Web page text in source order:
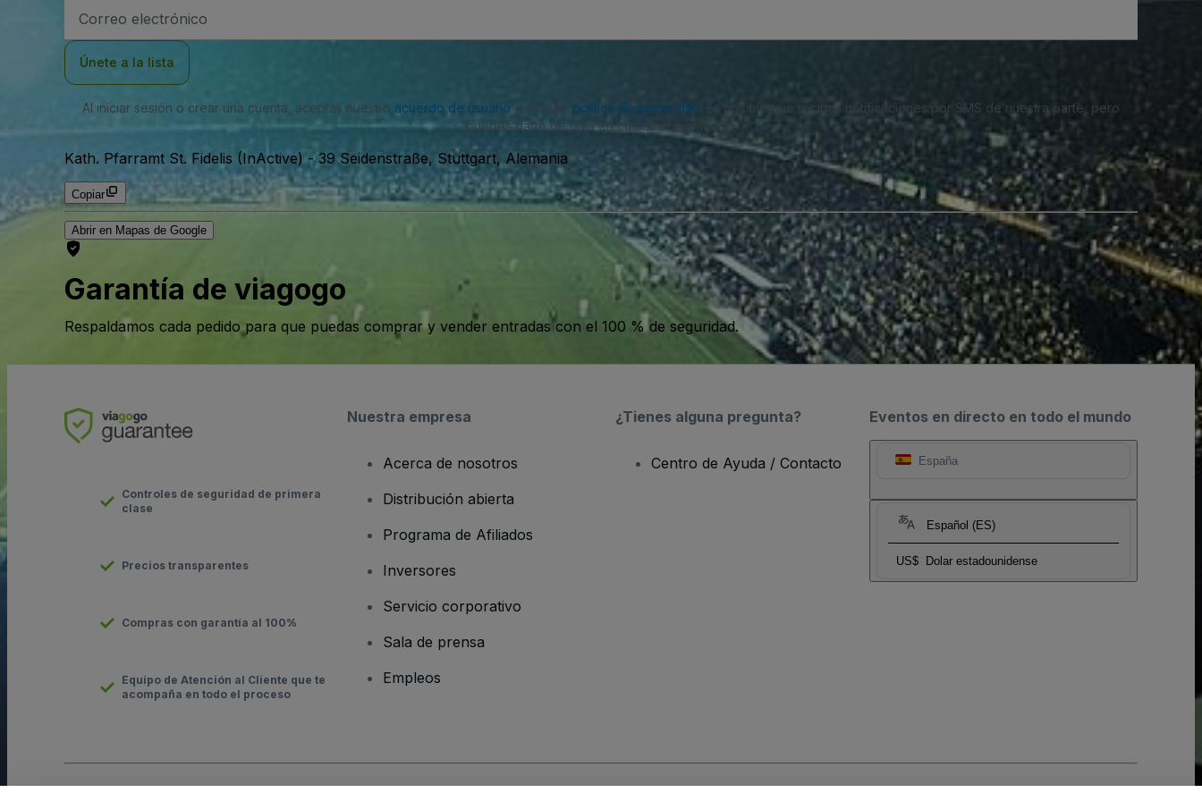
de
Únete a la lista
Al iniciar sesión o crear una cuenta, aceptas nuestro acuerdo de usuarioy nuestra política de privacidad . Es posible que recibas notificaciones por SMS de nuestra parte, pero
puedes darte de baja en cualquier momento.
Kath. Pfarramt St. Fidelis (InActive) - 39 Seidenstraße, Stuttgart, Alemania
Copiar
Abrir en Mapas de Google
Garantía de viagogo
Respaldamos cada pedido para que puedas comprar y vender entradas con el 100 % de seguridad.
Eventos en directo en todo el mundo
España
Español (ES)
US$ Dolar estadounidense
Controles de seguridad de primera
clase
Precios transparentes
Compras con garantía al 100%
Equipo de Atención al Cliente que te
acompaña en todo el proceso
Nuestra empresa
Acerca de nosotros
Distribución abierta
Programa de Afiliados
Inversores
Servicio corporativo
Sala de prensa
Empleos
¿Tienes alguna pregunta?
Centro de Ayuda / Contacto